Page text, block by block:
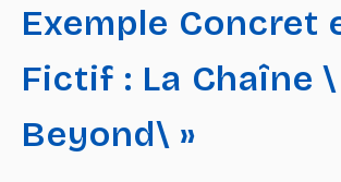
Exemple Concret
Fictif : La Chaîne
Beyond\ »